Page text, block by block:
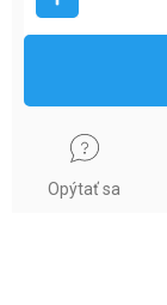
Opýtať sa